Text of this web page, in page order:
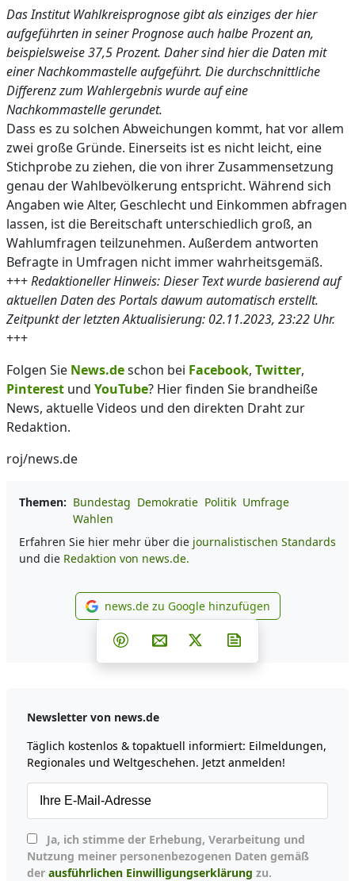
Das Institut Wahlkreisprognose gibt als einziges der hier
aufgeführten in seiner Prognose auch halbe Prozent an,
beispielsweise 37,5 Prozent. Daher sind hier die Daten mit
einer Nachkommastelle aufgeführt. Die durchschnittliche
Differenz zum Wahlergebnis wurde auf eine
Nachkommastelle gerundet.
Dass es zu solchen Abweichungen kommt, hat vor allem
zwei große Gründe. Einerseits ist es nicht leicht, eine
Stichprobe zu ziehen, die von ihrer Zusammensetzung
genau der Wahlbevölkerung entspricht. Während sich
Angaben wie Alter, Geschlecht und Einkommen abfragen
lassen, ist die Bereitschaft unterschiedlich groß, an
Wahlumfragen teilzunehmen. Außerdem antworten
Befragte in Umfragen nicht immer wahrheitsgemäß.
+++Redaktioneller Hinweis: Dieser Text wurde basierend auf
aktuellen Daten des Portals dawum automatisch erstellt.
Zeitpunkt der letzten Aktualisierung: 02.11.2023, 23:22 Uhr.
+++
Folgen Sie News.deschon bei Facebook, Twitter,
Pinterest und YouTube? Hier finden Sie brandheiße
News, aktuelle Videos und den direkten Draht zur
Redaktion.
roj/news.de
Themen: Bundestag Demokratie Politik Umfrage
Wahlen
Erfahren Sie hier mehr über die journalistischen Standards
und die Redaktion von news.de.
news.de zu Google
news.de zu Google hinzufügen
Teilen auf Facebook
Teilen auf Whatsapp
Teilen auf Telegram
Teilen auf Pinterest
Per E-Mail teilen
Post auf X
Newsletter von news.de
Täglich kostenlos & topaktuell informiert: Eilmeldungen,
Regionales und Weltgeschehen. Jetzt anmelden!
Nutzung meiner personenbezogenen Daten gemäß
der ausführlichen Einwilligungserklärung zu.